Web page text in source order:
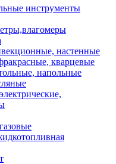
инструменты
настенные
кварцевые
напольные